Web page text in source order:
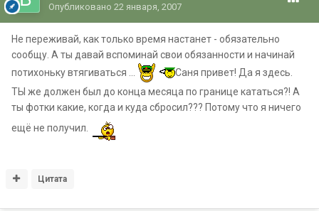
Опубликовано 22 января, 2007
Не переживай, как только время настанет - обязательно
сообщу. А ты давай вспоминай свои обязанности и начинай
потихоньку втягиваться ...
Саня привет! Да я здесь.
ТЫ же должен был до конца месяца по границе кататься?! А
ты фотки какие, когда и куда сбросил??? Потому что я ничего
ещё не получил.
Цитата